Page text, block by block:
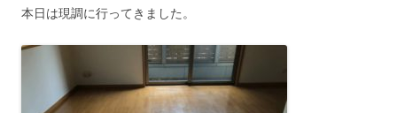
本日は現調に行ってきました。